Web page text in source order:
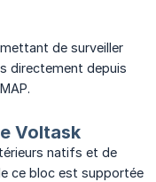
de surveiller
directement depuis
Voltask
natifs et de
ce bloc est supportée